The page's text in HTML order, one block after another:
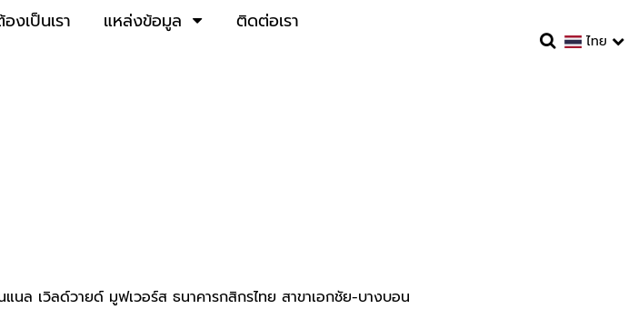
งเป็นเรา แหล่งข้อมูล
ติดต่อเรา
ไทย
นล เวิลด์วายด์ มูฟเวอร์สธนาคารกสิกรไทย สาขาเอกชัย-บางบอน